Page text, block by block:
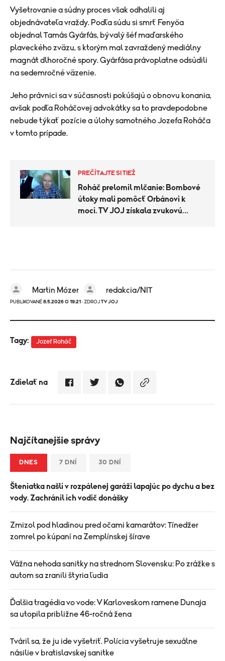
Vyšetrovanie a súdny proces však odhalili aj
objednávateľa vraždy. Podľa súdu si smrť Fenyőa
objednal Tamás Gyárfás, bývalý šéf maďarského
plaveckého zväzu, s ktorým mal zavraždený mediálny
magnát dlhoročné spory. Gyárfása právoplatne odsúdili
na sedemročné väzenie.
Jeho právnici sa v súčasnosti pokúšajú o obnovu konania,
avšak podľa Roháčovej advokátky sa to pravdepodobne
nebude týkať pozície a úlohy samotného Jozefa Roháča
v tomto prípade.
PREČÍTAJTE SI TIEŽ
Roháč prelomil mlčanie: Bombové
útoky mali pomôcť Orbánovi k
moci. TV JOJ získala zvukovú
Martin Mózer redakcia/NIT
PUBLIKOVANÉ 8.5.2026 O 19:21 · ZDROJ TV JOJ
Tagy: Jozef Roháč
Zdielať na
Najčítanejšie správy
DNES 7 DNÍ 30 DNÍ
Šteniatka našli v rozpálenej garáži lapajúc po dychu a bez
vody. Zachránil ich vodič donášky
Zmizol pod hladinou pred očami kamarátov: Tínedžer
zomrel po kúpaní na Zemplínskej šírave
Vážna nehoda sanitky na strednom Slovensku: Po zrážke s
autom sa zranili štyria ľudia
Ďalšia tragédia vo vode: V Karloveskom ramene Dunaja
sa utopila približne 46-ročná žena
Tváril sa, že ju ide vyšetriť. Polícia vyšetruje sexuálne
násilie v bratislavskej sanitke